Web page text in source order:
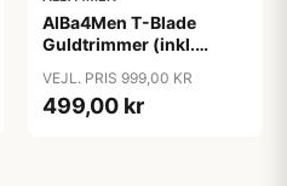
AlBa4Men T-Blade
Guldtrimmer (inkl.
VEJL. PRIS 999,00 KR
499,00 kr